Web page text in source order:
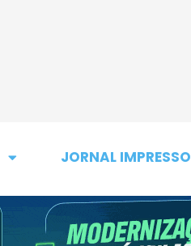
JORNAL IMPRESSO